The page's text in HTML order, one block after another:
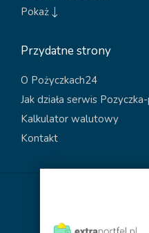
Pokaż
Przydatne strony
O Pożyczkach24
Jak działa serwis
Kalkulator walutowy
Kontakt
Polityka
Polityka